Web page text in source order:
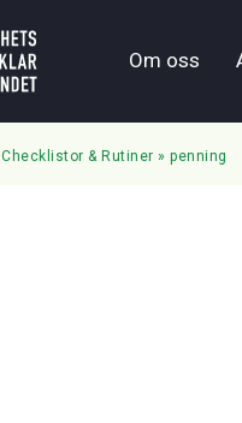
Om oss
Checklistor & Rutiner » penning